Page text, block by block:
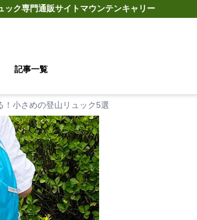
ック専門通販サイトマウンテンキャリー
記事一覧
！小さめの登山リュック5選